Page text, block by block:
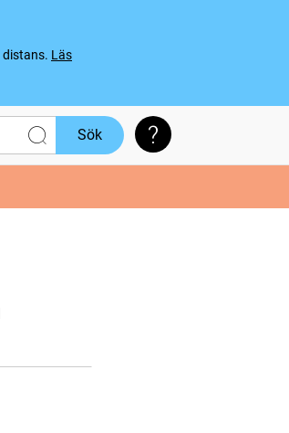
distans. Läs
Sök Söktips